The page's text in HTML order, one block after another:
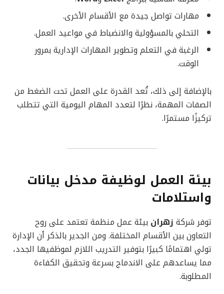
مهارات تواصل جيدة مع الأقسام الأخرى.
التحلي بالمسؤولية والانضباط في مواعيد العمل.
الرغبة في التعلم وتطوير المهارات الإدارية بمرور
الوقت.
بالإضافة إلى ذلك، تُعد القدرة على العمل تحت الضغط من
الصفات المهمة، نظرًا لتعدد المهام اليومية التي تتطلب
تركيزًا مستمرًا.
بيئة العمل لوظيفة مدخل بيانات
واستلامات
توفر شركة زهران بيئة عمل منظمة تعتمد على روح
التعاون بين الأقسام المختلفة. ومن الجدير بالذكر أن الإدارة
تولي اهتمامًا كبيرًا بتوفير التدريب اللازم لموظفيها الجدد،
مما يساعدهم على الاندماج بسرعة وتحقيق الكفاءة
المطلوبة.